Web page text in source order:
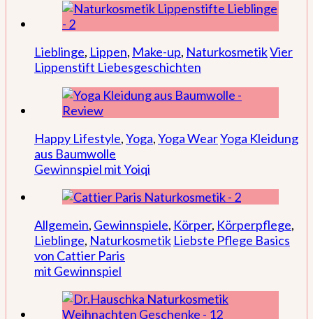
Lieblinge, Lippen, Make-up, NaturkosmetikVier
Lippenstift Liebesgeschichten
Happy Lifestyle,Yoga,Yoga WearYoga Kleidung
aus Baumwolle
Gewinnspiel mit Yoiqi
Allgemein, Gewinnspiele, Körper, Körperpflege,
Lieblinge, Naturkosmetik Liebste Pflege Basics
von Cattier Paris
mit Gewinnspiel